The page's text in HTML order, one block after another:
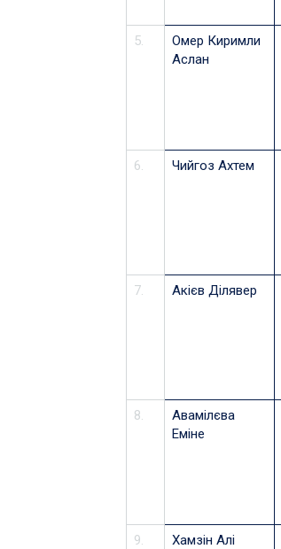
5.
Омер Киримли
Аслан
6. Чийгоз Ахтем
7. Акієв Ділявер
8.
Авамілєва
Еміне
9. Хамзін Алі